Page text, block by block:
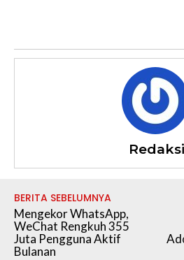
Redaksi
BERITA SEBELUMNYA
Mengekor WhatsApp,
WeChat Rengkuh 355
Juta Pengguna Aktif
Bulanan